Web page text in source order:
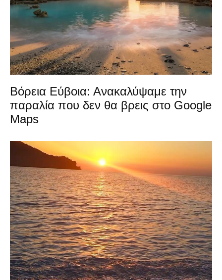
Βόρεια Εύβοια: Ανακαλύψαμε την
παραλία που δεν θα βρεις στο Google
Maps